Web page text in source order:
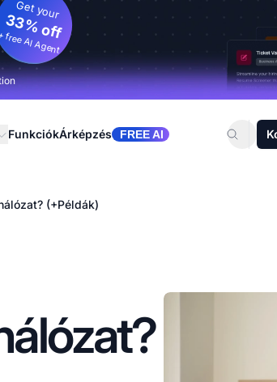
Get your
33% off
AI Agent
FunkciókÁrképzés FREE AI
(+Példák)